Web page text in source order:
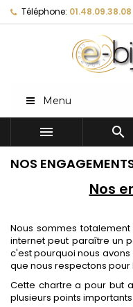
Téléphone:
Menu
 
NOS
Nos
Nous sommes
internet peut paraître un
c'est pourquoi nous avons
que nous respectons pour
Cette chartre a pour but
plusieurs points importants: